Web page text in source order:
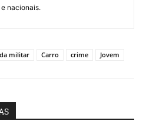
nacionais.
militar Carro crime
Jovem